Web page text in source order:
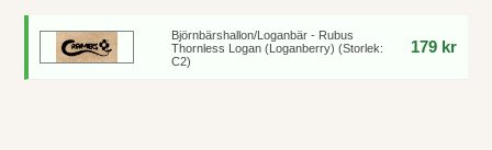
Björnbärshallon/Loganbär - Rubus
Thornless Logan (Loganberry) (Storlek:
C2)
179 kr